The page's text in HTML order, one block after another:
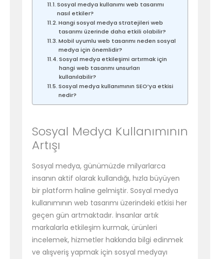
Sosyal medya kullanımı web tasarımı
nasıl etkiler?
Hangi sosyal medya stratejileri web
tasarımı üzerinde daha etkili olabilir?
Mobil uyumlu web tasarımı neden sosyal
medya için önemlidir?
Sosyal medya etkileşimi artırmak için
hangi web tasarımı unsurları
kullanılabilir?
Sosyal medya kullanımının SEO’ya etkisi
nedir?
Sosyal Medya Kullanımının
Artışı
Sosyal medya, günümüzde milyarlarca
insanın aktif olarak kullandığı, hızla büyüyen
bir platform haline gelmiştir. Sosyal medya
kullanımının web tasarımı üzerindeki etkisi her
geçen gün artmaktadır. İnsanlar artık
markalarla etkileşim kurmak, ürünleri
incelemek, hizmetler hakkında bilgi edinmek
ve alışveriş yapmak için sosyal medyayı